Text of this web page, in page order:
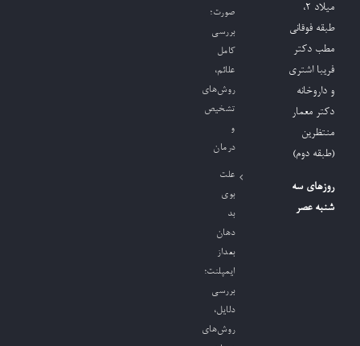
میلاد ٢،
طبقه فوقانی
مطب دکتر
فریبا اشتری
و داروخانه
دکتر معمار
منتظرین
(طبقه دوم)
روزهای سه
شنبه عصر
صورت؛
بررسی
کامل
علائم،
روش‌های
تشخیص
و
درمان
علت
بوی
بد
دهان
بعداز
ایمپلنت؛
بررسی
دلایل،
روش‌های